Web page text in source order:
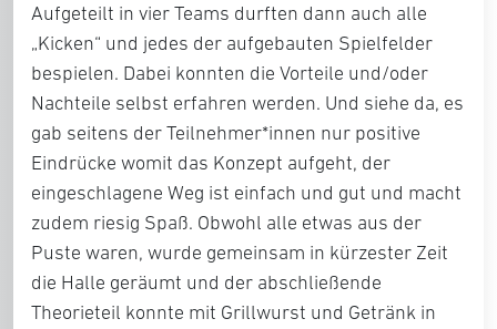
Aufgeteilt in vier Teams durften dann auch alle
„Kicken“ und jedes der aufgebauten Spielfelder
bespielen. Dabei konnten die Vorteile und/oder
Nachteile selbst erfahren werden. Und siehe da, es
gab seitens der Teilnehmer*innen nur positive
Eindrücke womit das Konzept aufgeht, der
eingeschlagene Weg ist einfach und gut und macht
zudem riesig Spaß. Obwohl alle etwas aus der
Puste waren, wurde gemeinsam in kürzester Zeit
die Halle geräumt und der abschließende
Theorieteil konnte mit Grillwurst und Getränk in